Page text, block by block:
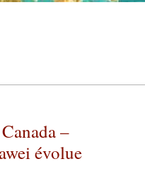
–
évolue